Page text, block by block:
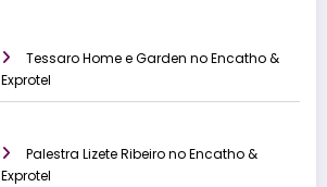
Tessaro Home e Garden no Encatho &
Exprotel
Palestra Lizete Ribeiro no Encatho &
Exprotel